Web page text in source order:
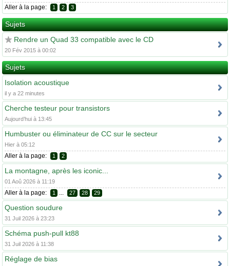
Aller à la page: 1 2 3
Sujets
Rendre un Quad 33 compatible avec le CD
20 Fév 2015 à 00:02
Sujets
Isolation acoustique
il y a 22 minutes
Cherche testeur pour transistors
Aujourd’hui à 13:45
Humbuster ou éliminateur de CC sur le secteur
Hier à 05:12
Aller à la page: 1 2
La montagne, après les iconic...
01 Aoû 2026 à 11:19
Aller à la page: 1 ... 27 28 29
Question soudure
31 Juil 2026 à 23:23
Schéma push-pull kt88
31 Juil 2026 à 11:38
Réglage de bias